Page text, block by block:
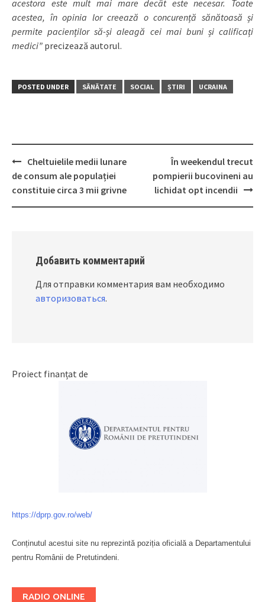
acestora este mult mai mare decât este necesar. Toate
acestea, în opinia lor creează o concurență sănătoasă și
permite pacienților să-și aleagă cei mai buni și calificați
medici” precizează autorul.
POSTED UNDER SĂNĂTATE SOCIAL ȘTIRI UCRAINA
Post
navigation
Cheltuielile medii lunare
de consum ale populației
constituie circa 3 mii grivne
În weekendul trecut
pompierii bucovineni au
lichidat opt incendii
Добавить комментарий
Для отправки комментария вам необходимо
авторизоваться.
Proiect finanțat de
https://dprp.gov.ro/web/
Conținutul acestui site nu reprezintă poziția oficială a Departamentului
pentru Românii de Pretutindeni.
RADIO ONLINE